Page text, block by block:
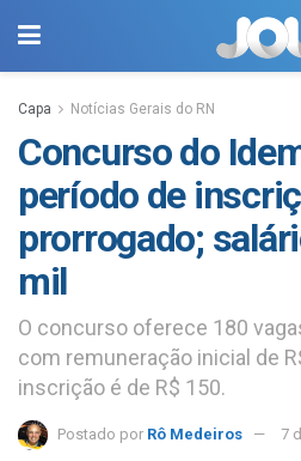
Capa Notícias Gerais do RN
Concurso do
período de
prorrogado;
mil
O concurso oferece 180
com remuneração inicial de
inscrição é de R$ 150.
Postado por Rô Medeiros 7